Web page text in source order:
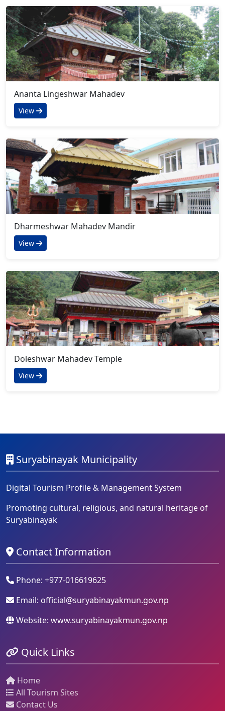
Ananta Lingeshwar Mahadev
View
Dharmeshwar Mahadev Mandir
View
Doleshwar Mahadev Temple
View
Suryabinayak Municipality
Digital Tourism Profile & Management System
Promoting cultural, religious, and natural heritage of
Suryabinayak
Contact Information
Phone: +977-016619625
Email: official@suryabinayakmun.gov.np
Website: www.suryabinayakmun.gov.np
Quick Links
Home
All Tourism Sites
Contact Us